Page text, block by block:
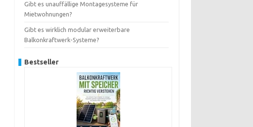
Gibt es unauffällige Montagesysteme für
Mietwohnungen?
Gibt es wirklich modular erweiterbare
Balkonkraftwerk-Systeme?
Bestseller